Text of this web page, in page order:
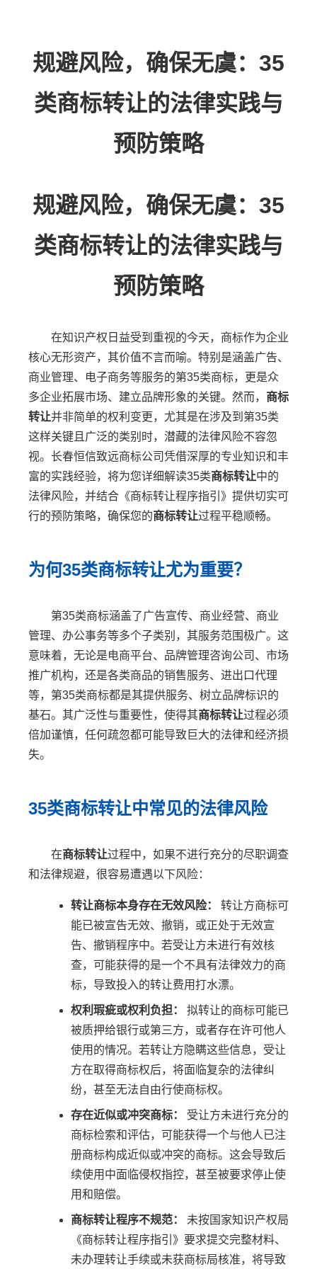
规避风险，确保无虞：35
类商标转让的法律实践与
预防策略
规避风险，确保无虞：35
类商标转让的法律实践与
预防策略
在知识产权日益受到重视的今天，商标作为企业
核心无形资产，其价值不言而喻。特别是涵盖广告、
商业管理、电子商务等服务的第35类商标，更是众
多企业拓展市场、建立品牌形象的关键。然而， 商标
转让并非简单的权利变更，尤其是在涉及到第35类
这样关键且广泛的类别时，潜藏的法律风险不容忽
视。长春恒信致远商标公司凭借深厚的专业知识和丰
富的实践经验，将为您详细解读35类商标转让中的
法律风险，并结合《商标转让程序指引》提供切实可
行的预防策略，确保您的商标转让过程平稳顺畅。
为何35类商标转让尤为重要？
第35类商标涵盖了广告宣传、商业经营、商业
管理、办公事务等多个子类别，其服务范围极广。这
意味着，无论是电商平台、品牌管理咨询公司、市场
推广机构，还是各类商品的销售服务、进出口代理
等，第35类商标都是其提供服务、树立品牌标识的
基石。其广泛性与重要性，使得其商标转让过程必须
倍加谨慎，任何疏忽都可能导致巨大的法律和经济损
失。
35类商标转让中常见的法律风险
在商标转让过程中，如果不进行充分的尽职调查
和法律规避，很容易遭遇以下风险：
转让商标本身存在无效风险：
转让方商标可
能已被宣告无效、撤销，或正处于无效宣
告、撤销程序中。若受让方未进行有效核
查，可能获得的是一个不具有法律效力的商
标，导致投入的转让费用打水漂。
权利瑕疵或权利负担：
拟转让的商标可能已
被质押给银行或第三方，或者存在许可他人
使用的情况。若转让方隐瞒这些信息，受让
方在取得商标权后，将面临复杂的法律纠
纷，甚至无法自由行使商标权。
存在近似或冲突商标：
受让方未进行充分的
商标检索和评估，可能获得一个与他人已注
册商标构成近似或冲突的商标。这会导致后
续使用中面临侵权指控，甚至被要求停止使
用和赔偿。
商标转让程序不规范：
未按国家知识产权局
《商标转让程序指引》要求提交完整材料、
未办理转让手续或未获商标局核准，将导致